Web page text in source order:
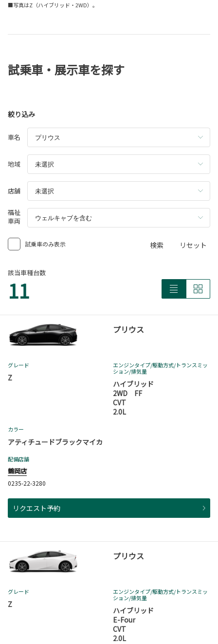
■写真はZ（ハイブリッド・2WD）。
試乗車・展示車を探す
絞り込み
車名
地域
店舗
福祉
車両
試乗車のみ表示 検索 リセット
該当車種台数
11
プリウス
グレード
Z
エンジンタイプ/駆動方式/トランスミッ
ション/排気量
ハイブリッド
2WD FF
CVT
2.0L
カラー
アティチュードブラックマイカ
配備店舗
鶴岡店
0235-22-3280
リクエスト予約
プリウス
グレード
Z
エンジンタイプ/駆動方式/トランスミッ
ション/排気量
ハイブリッド
E-Four
CVT
2.0L